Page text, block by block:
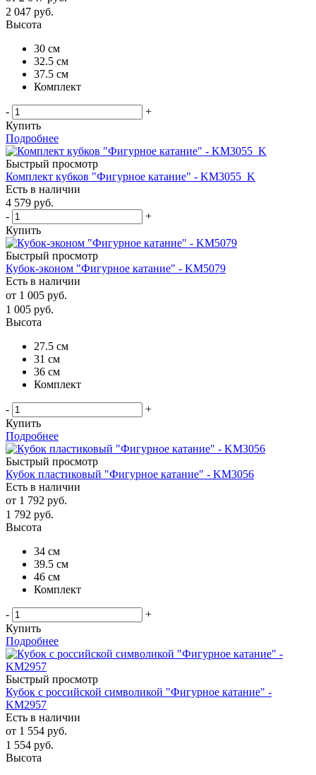
2 047 руб.
Высота
30 см
32.5 см
37.5 см
Комплект
-
+
Купить
Подробнее
Быстрый просмотр
Комплект кубков "Фигурное катание" - KM3055_K
Есть в наличии
4 579 руб.
-
+
Купить
Быстрый просмотр
Кубок-эконом "Фигурное катание" - KM5079
Есть в наличии
от 1 005 руб.
1 005 руб.
Высота
27.5 см
31 см
36 см
Комплект
-
+
Купить
Подробнее
Быстрый просмотр
Кубок пластиковый "Фигурное катание" - KM3056
Есть в наличии
от 1 792 руб.
1 792 руб.
Высота
34 см
39.5 см
46 см
Комплект
-
+
Купить
Подробнее
Быстрый просмотр
Кубок с российской символикой "Фигурное катание" -
KM2957
Есть в наличии
от 1 554 руб.
1 554 руб.
Высота